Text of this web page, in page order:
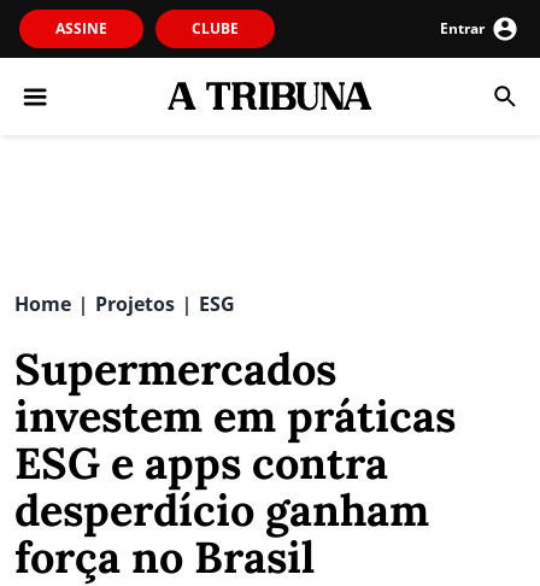
ASSINE CLUBE Entrar
Home | Projetos | ESG
Supermercados
investem em práticas
ESG e apps contra
desperdício ganham
força no Brasil